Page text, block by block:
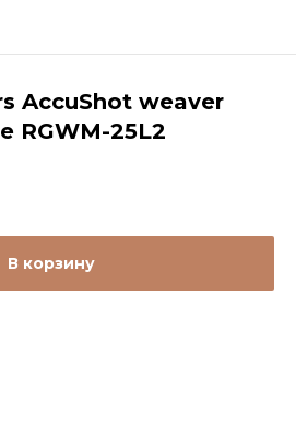
AccuShot weaver
RGWM-25L2
В корзину